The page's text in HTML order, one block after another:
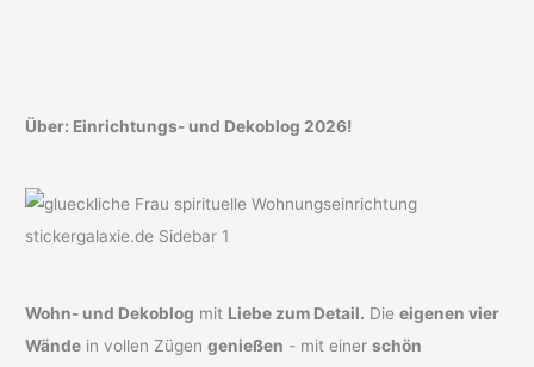
Über: Einrichtungs- und Dekoblog 2026!
Wohn- und Dekoblog mit Liebe zum Detail. Dieeigenen vier
Wände in vollen Zügengenießen - mit einerschön